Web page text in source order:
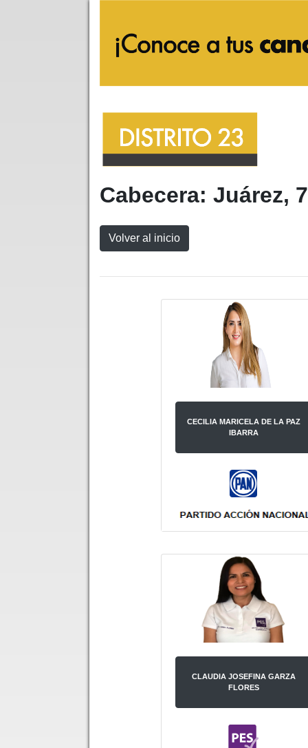
Cabecera: Juárez,
Volver al inicio
CECILIA MARICELA DE LA PAZ
IBARRA
CLAUDIA JOSEFINA GARZA
FLORES